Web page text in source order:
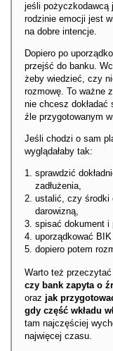
jeśli pożyczkodawcą
rodzinie emocji jest
na dobre intencje.
Dopiero po
przejść do banku.
żeby wiedzieć, czy
rozmowę. To ważne
nie chcesz
źle przygotowanym
Jeśli chodzi o sam
wyglądałaby tak:
sprawdzić
zadłużenia,
ustalić, czy środki
darowizną,
spisać dokument i
uporządkować
dopiero potem
Warto też przeczytać
czy bank zapyta o
oraz jak
gdy część wkładu
tam najczęściej
najwięcej czasu.